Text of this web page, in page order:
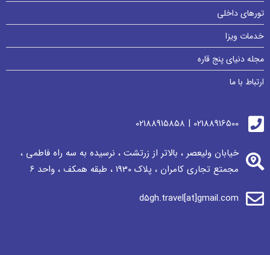
تورهای داخلی
خدمات ویزا
مجله دنیای پنج قاره
ارتباط با ما
02188916500 | 02188915858
خیابان ولیعصر ، بالاتر از زرتشت ، نرسيده به سه راه فاطمی ،
مجمتع تجاری كامران ، پلاک 1930 ، طبقه همکف ، واحد ٦
d5gh.travel[at]gmail.com